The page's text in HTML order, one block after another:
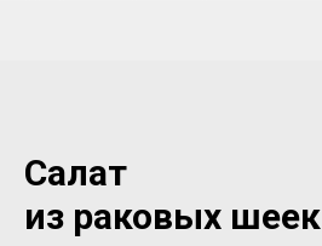
Салат
из раковых шеек